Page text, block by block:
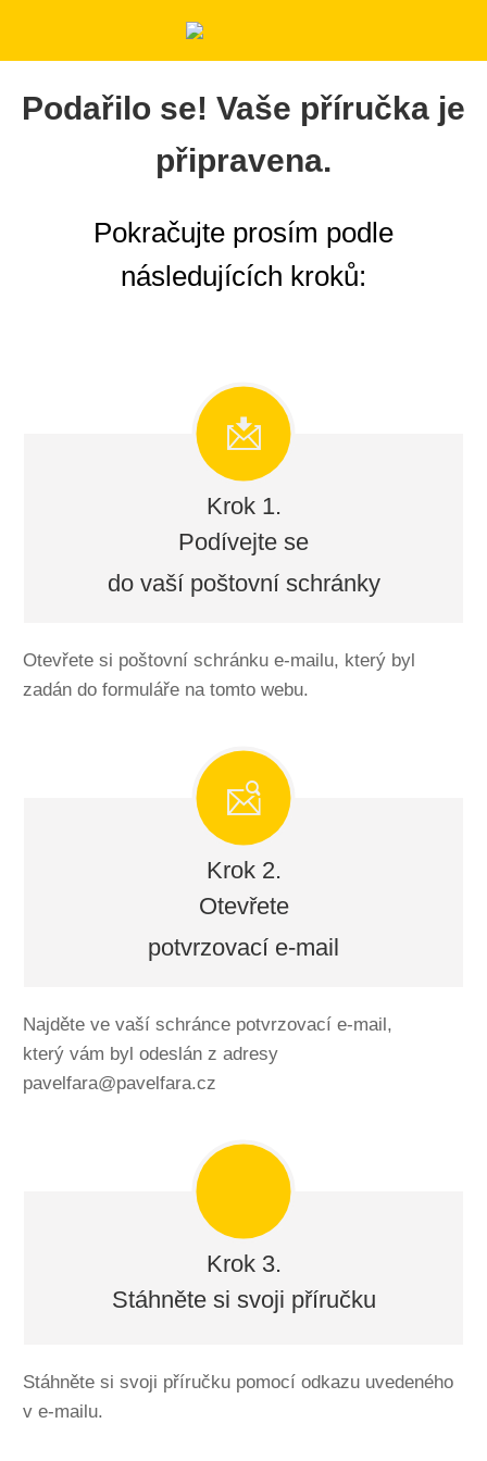
Podařilo se! Vaše příručka je
připravena.
Pokračujte prosím podle
následujících kroků:
Krok 1.
Podívejte se
do vaší poštovní schránky
Otevřete si poštovní schránku e-mailu, který byl
zadán do formuláře na tomto webu.
Krok 2.
Otevřete
potvrzovací e-mail
Najděte ve vaší schránce potvrzovací e-mail,
který vám byl odeslán z adresy
pavelfara@pavelfara.cz
Krok 3.
Stáhněte si svoji příručku
Stáhněte si svoji příručku pomocí odkazu uvedeného
v e-mailu.